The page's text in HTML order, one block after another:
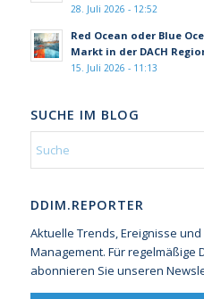
28. Juli 2026 - 12:52
Red Ocean oder Blue
Markt in der DACH
15. Juli 2026 - 11:13
SUCHE IM BLOG
DDIM.REPORTER
Aktuelle Trends, Ereignisse
Management. Für regelmäßige
abonnieren Sie unseren